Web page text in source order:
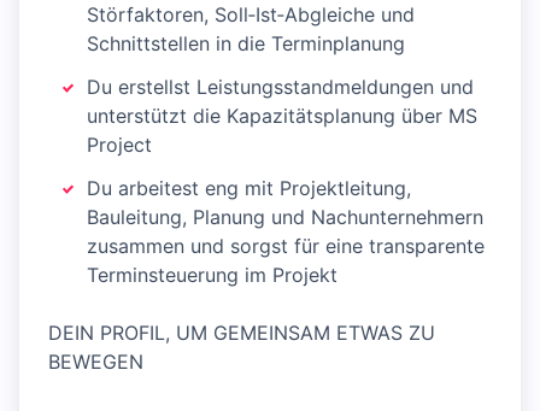
Störfaktoren, Soll‑Ist‑Abgleiche und
Schnittstellen in die Terminplanung
Du erstellst Leistungsstandmeldungen und
unterstützt die Kapazitätsplanung über MS
Project
Du arbeitest eng mit Projektleitung,
Bauleitung, Planung und Nachunternehmern
zusammen und sorgst für eine transparente
Terminsteuerung im Projekt
DEIN PROFIL, UM GEMEINSAM ETWAS ZU
BEWEGEN